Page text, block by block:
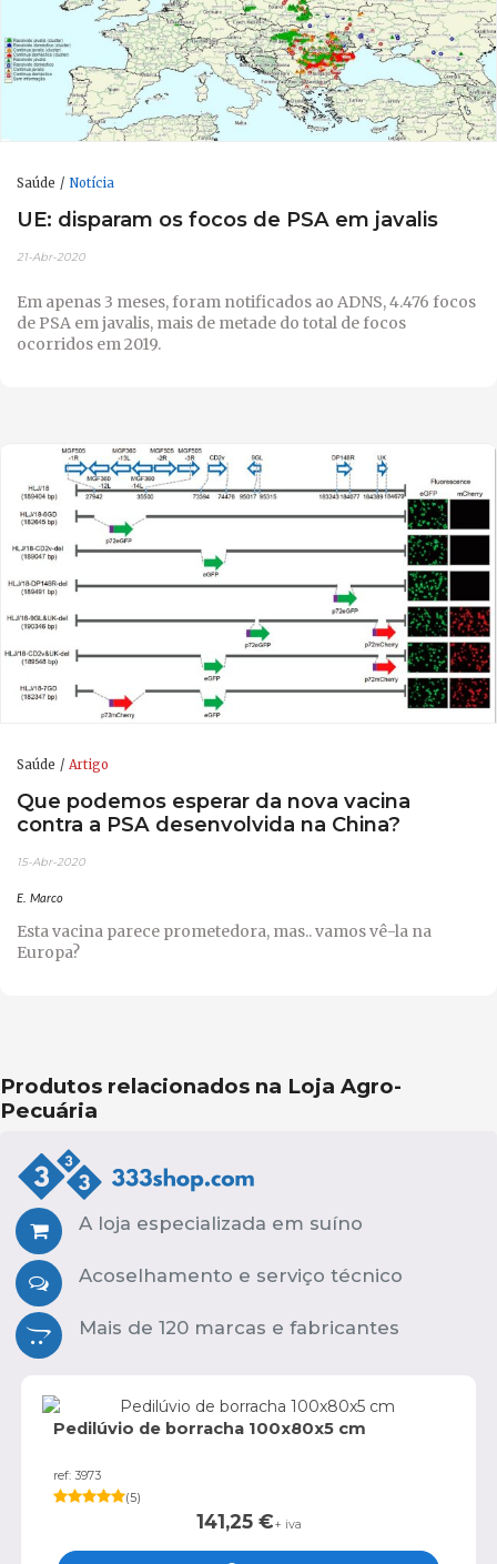
Saúde Notícia
UE: disparam os focos de PSA em javalis
21-Abr-2020
Em apenas 3 meses, foram notificados ao ADNS, 4.476 focos
de PSA em javalis, mais de metade do total de focos
ocorridos em 2019.
Saúde Artigo
Que podemos esperar da nova vacina
contra a PSA desenvolvida na China?
15-Abr-2020
E. Marco
Esta vacina parece prometedora, mas.. vamos vê-la na
Europa?
Produtos relacionados na Loja Agro-
Pecuária
A loja especializada em suíno
Acoselhamento e serviço técnico
Mais de 120 marcas e fabricantes
Pedilúvio de borracha 100x80x5 cm
ref: 3973
(5)
141,25€+ iva